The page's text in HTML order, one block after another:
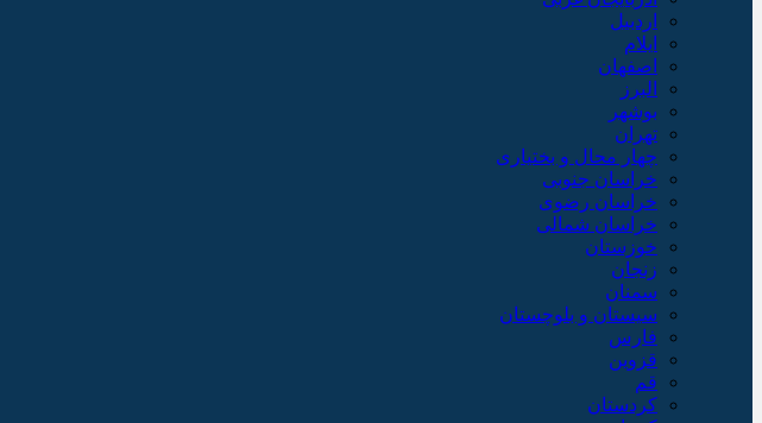
اردبیل
ایلام
اصفهان
البرز
بوشهر
تهران
چهار محال و بختیاری
خراسان جنوبی
خراسان رضوی
خراسان شمالی
خوزستان
زنجان
سمنان
سیستان و بلوچستان
فارس
قزوین
قم
کردستان